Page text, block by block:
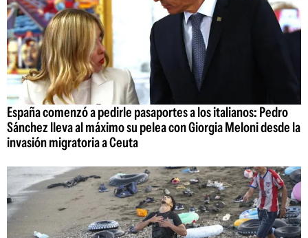
España comenzó a pedirle pasaportes a los italianos: Pedro
Sánchez lleva al máximo su pelea con Giorgia Meloni desde la
invasión migratoria a Ceuta